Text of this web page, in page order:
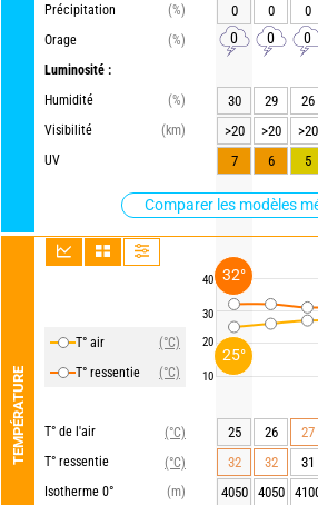
Précipitation
(%)
Orage
(%)
Luminosité :
Humidité
(%)
Visibilité
(km)
UV
Comparer les modèles
TEMPÉRATURE
T° air
(°C)
T° ressentie
(°C)
T° de l'air
(°C)
T° ressentie
(°C)
Isotherme 0°
(m)
40
30
20
10
0 0 0
0 0 0
30 29 26
>20
>20 >20
7
6 5
25 26 27
32
32 31
4050
4050
25°
32°